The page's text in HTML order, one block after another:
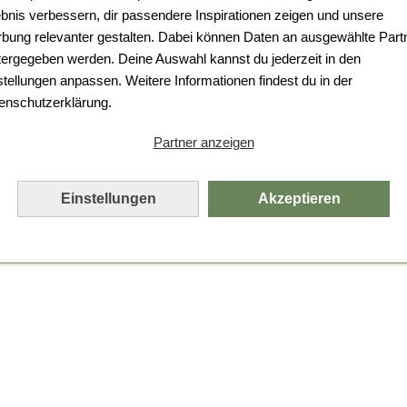
verbessern, dir passendere Inspirationen zeigen und unsere
relevanter gestalten. Dabei können Daten an ausgewählte
werden. Deine Auswahl kannst du jederzeit in den
anpassen. Weitere Informationen findest du in der
Partner anzeigen
Einstellungen Akzeptieren
Da ist etwas schiefgelaufen.
Leider ist ein technischer Fehler aufgetreten.
Bitte laden Sie die Seite neu.